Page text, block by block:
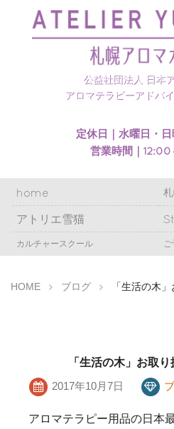
公益社団法人 日本
アロマテラピーアドバ
札幌アロマカレッジのホー
た
定休日｜水曜日・日
営業時間｜
home
アトリエ雪猫
カルチャースクール
HOME ブログ 「生活の木
「生活の木」お取
2017年10月7日
アロマテラピー用品の日本